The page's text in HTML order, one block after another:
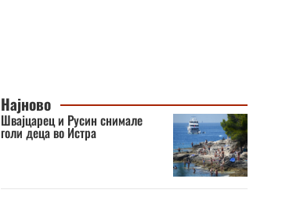
Најново
Швајцарец и Русин снимале
голи деца во Истра